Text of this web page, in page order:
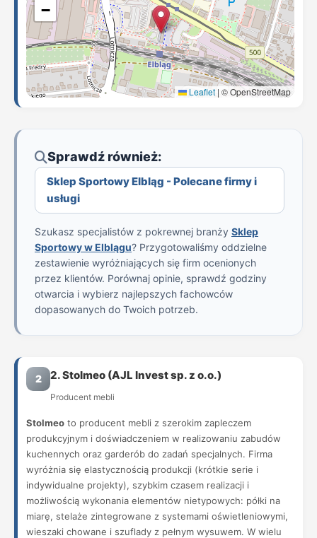
−
Leaflet | © OpenStreetMap
Sprawdź również:
Sklep Sportowy Elbląg - Polecane firmy i
usługi
Szukasz specjalistów z pokrewnej branży Sklep
Sportowy w Elblągu? Przygotowaliśmy oddzielne
zestawienie wyróżniających się firm ocenionych
przez klientów. Porównaj opinie, sprawdź godziny
otwarcia i wybierz najlepszych fachowców
dopasowanych do Twoich potrzeb.
2 2. Stolmeo (AJL Invest sp. z o.o.)
Producent mebli
Stolmeo to producent mebli z szerokim zapleczem
produkcyjnym i doświadczeniem w realizowaniu zabudów
kuchennych oraz garderób do zadań specjalnych. Firma
wyróżnia się elastycznością produkcji (krótkie serie i
indywidualne projekty), szybkim czasem realizacji i
możliwością wykonania elementów nietypowych: półki na
miarę, stelaże zintegrowane z systemami oświetleniowymi,
wieszaki chowane i szuflady z pełnym wysuwem. W wielu